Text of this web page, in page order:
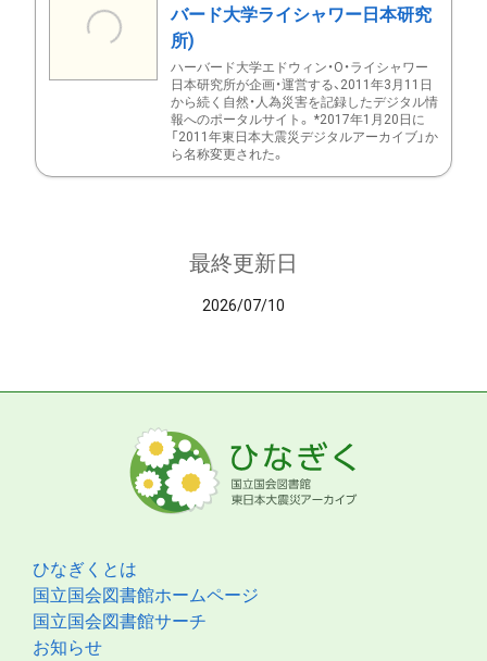
バード大学ライシャワー日本研究
所)
ハーバード大学エドウィン・O・ライシャワー
日本研究所が企画・運営する、2011年3月11日
から続く自然・人為災害を記録したデジタル情
報へのポータルサイト。 *2017年1月20日に
「2011年東日本大震災デジタルアーカイブ」か
ら名称変更された。
最終更新日
2026/07/10
ひなぎくとは
国立国会図書館ホームページ
国立国会図書館サーチ
お知らせ